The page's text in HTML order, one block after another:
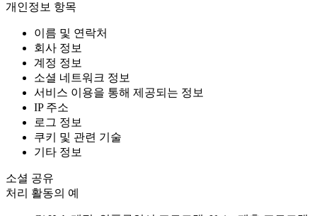
개인정보 항목
이름 및 연락처
회사 정보
계정 정보
소셜 네트워크 정보
서비스 이용을 통해 제공되는 정보
IP 주소
로그 정보
쿠키 및 관련 기술
기타 정보
소셜 공유
처리 활동의 예